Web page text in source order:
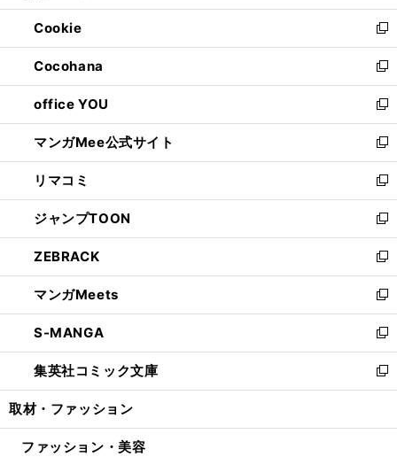
開
く
ウ
で
開
く
ン
ド
ウ
で
開
く
ウ
ィ
ン
ド
ウ
で
開
く
Cookie
新
し
い
ウ
ィ
ン
ド
ウ
で
開
く
Cocohana
新
し
い
ウ
ィ
ン
ド
ウ
で
開
く
office YOU
新
し
い
ウ
ィ
ン
ド
ウ
で
開
く
マンガMee公式サイト
新
し
い
ウ
ィ
ン
ド
ウ
で
開
く
リマコミ
新
し
い
ウ
ィ
ン
ド
ウ
で
開
く
ジャンプTOON
新
し
い
ウ
ィ
ン
ド
ウ
で
開
ZEBRACK
新
し
い
ウ
ィ
ン
ド
ウ
開
マンガMeets
新
し
い
ウ
ィ
ン
ウ
S-MANGA
新
し
い
ウ
ン
集英社コミック文庫
新
し
ウ
取材・ファッション
ファッション・美容